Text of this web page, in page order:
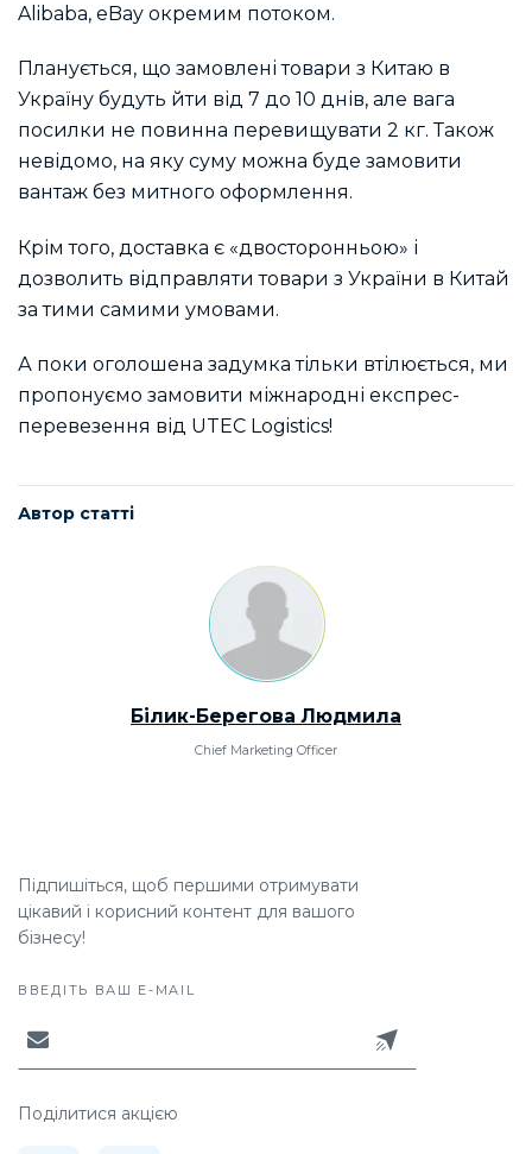
Alibaba, eBay окремим потоком.
Планується, що замовлені товари з Китаю в
Україну будуть йти від 7 до 10 днів, але вага
посилки не повинна перевищувати 2 кг. Також
невідомо, на яку суму можна буде замовити
вантаж без митного оформлення.
Крім того, доставка є «двосторонньою» і
дозволить відправляти товари з України в Китай
за тими самими умовами.
А поки оголошена задумка тільки втілюється, ми
пропонуємо замовити міжнародні експрес-
перевезення від UTEC Logistics!
Автор статті
Білик-Берегова Людмила
Chief Marketing Officer
Підпишіться, щоб першими отримувати
цікавий і корисний контент для вашого
бізнесу!
ВВЕДІТЬ ВАШ E-MAIL
Поділитися акцією